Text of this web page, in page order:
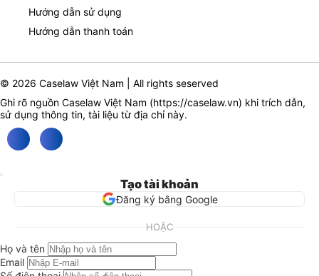
Hướng dẫn sử dụng
Hướng dẫn thanh toán
© 2026 Caselaw Việt Nam | All rights seserved
Ghi rõ nguồn Caselaw Việt Nam (https://caselaw.vn) khi trích dẫn,
sử dụng thông tin, tài liệu từ địa chỉ này.
Tạo tài khoản
Đăng ký bằng Google
HOẶC
Họ và tên
Email